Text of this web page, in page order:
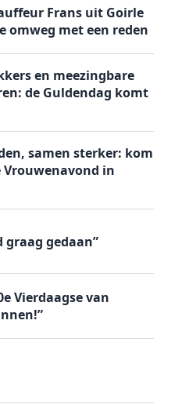
Frans uit Goirle
omweg met een reden
en meezingbare
de Guldendag komt
samen sterker: kom
Vrouwenavond in
graag gedaan”
Vierdaagse van